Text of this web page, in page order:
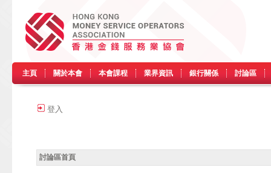
主頁 關於本會 本會課程 業界資訊 銀行關係 討論區
登入
討論區首頁